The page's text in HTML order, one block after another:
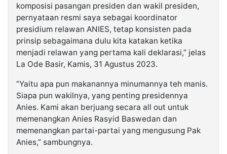
komposisi pasangan presiden dan wakil presiden,
pernyataan resmi saya sebagai koordinator
presidium relawan ANIES, tetap konsisten pada
prinsip sebagaimana dulu kita katakan ketika
menjadi relawan yang pertama kali deklarasi,” jelas
La Ode Basir, Kamis, 31 Agustus 2023.
“Yaitu apa pun makanannya minumannya teh manis.
Siapa pun wakilnya, yang penting presidennya
Anies. Kami akan berjuang secara all out untuk
memenangkan Anies Rasyid Baswedan dan
memenangkan partai-partai yang mengusung Pak
Anies,” sambungnya.